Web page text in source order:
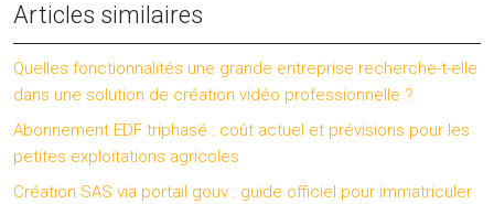
Articles similaires
Quelles fonctionnalités une grande entreprise recherche-t-elle
dans une solution de création vidéo professionnelle ?
Abonnement EDF triphasé : coût actuel et prévisions pour les
petites exploitations agricoles
Création SAS via portail gouv : guide officiel pour immatriculer